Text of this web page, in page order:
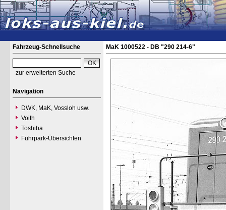
Fahrzeug-Schnellsuche
zur erweiterten Suche
Navigation
DWK, MaK, Vossloh usw.
Voith
Toshiba
Fuhrpark-Übersichten
MaK 1000522 - DB "290 214-6"